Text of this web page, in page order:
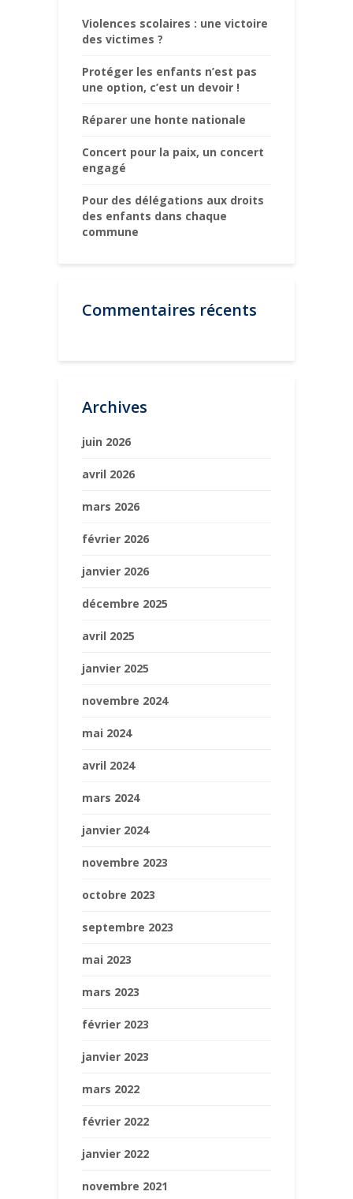
Violences scolaires : une victoire
des victimes ?
Protéger les enfants n’est pas
une option, c’est un devoir !
Réparer une honte nationale
Concert pour la paix, un concert
engagé
Pour des délégations aux droits
des enfants dans chaque
commune
Commentaires récents
Archives
juin 2026
avril 2026
mars 2026
février 2026
janvier 2026
décembre 2025
avril 2025
janvier 2025
novembre 2024
mai 2024
avril 2024
mars 2024
janvier 2024
novembre 2023
octobre 2023
septembre 2023
mai 2023
mars 2023
février 2023
janvier 2023
mars 2022
février 2022
janvier 2022
novembre 2021